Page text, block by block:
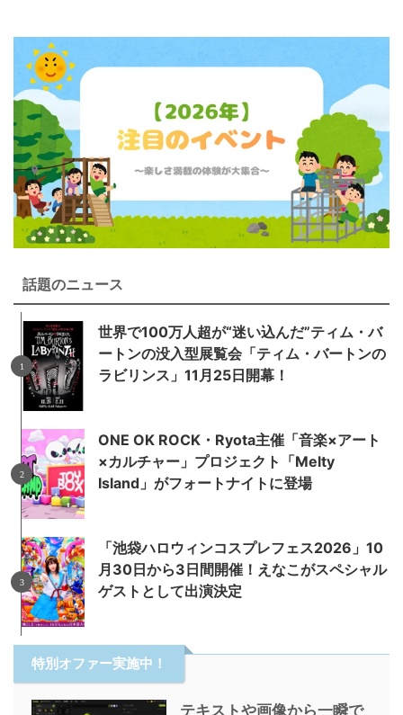
話題のニュース
世界で100万人超が“迷い込んだ”ティム・バ
ートンの没入型展覧会「ティム・バートンの
ラビリンス」11月25日開幕！
ONE OK ROCK・Ryota主催「音楽×アート
×カルチャー」プロジェクト「Melty
Island」がフォートナイトに登場
「池袋ハロウィンコスプレフェス2026」10
月30日から3日間開催！えなこがスペシャル
ゲストとして出演決定
特別オファー実施中！
テキストや画像から一瞬で